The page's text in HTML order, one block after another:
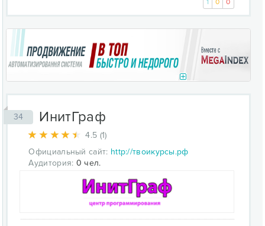
1 0 0
34 ИнитГраф
4.5 (1)
Официальный сайт: http://твоикурсы.рф
Аудитория: 0 чел.